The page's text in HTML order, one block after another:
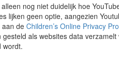
nog niet duidelijk hoe
lijken geen optie, aangezien
de Children’s Online Privacy
als websites data verzamelt
wordt.